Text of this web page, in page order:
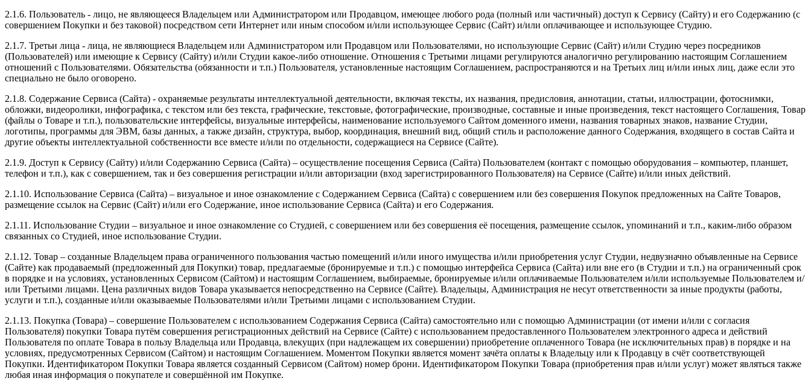
2.1.6. Пользователь - лицо, не являющееся Владельцем или Администратором или Продавцом, имеющее любого рода (полный или частичный) доступ к Сервису (Сайту) и его Содержанию (с
совершением Покупки и без таковой) посредством сети Интернет или иным способом и/или использующее Сервис (Сайт) и/или оплачивающее и использующее Студию.
2.1.7. Третьи лица - лица, не являющиеся Владельцем или Администратором или Продавцом или Пользователями, но использующие Сервис (Сайт) и/или Студию через посредников
(Пользователей) или имеющие к Сервису (Сайту) и/или Студии какое-либо отношение. Отношения с Третьими лицами регулируются аналогично регулированию настоящим Соглашением
отношений с Пользователями. Обязательства (обязанности и т.п.) Пользователя, установленные настоящим Соглашением, распространяются и на Третьих лиц и/или иных лиц, даже если это
специально не было оговорено.
2.1.8. Содержание Сервиса (Сайта) - охраняемые результаты интеллектуальной деятельности, включая тексты, их названия, предисловия, аннотации, статьи, иллюстрации, фотоснимки,
обложки, видеоролики, инфографика, с текстом или без текста, графические, текстовые, фотографические, производные, составные и иные произведения, текст настоящего Соглашения, Товар
(файлы о Товаре и т.п.), пользовательские интерфейсы, визуальные интерфейсы, наименование используемого Сайтом доменного имени, названия товарных знаков, название Студии,
логотипы, программы для ЭВМ, базы данных, а также дизайн, структура, выбор, координация, внешний вид, общий стиль и расположение данного Содержания, входящего в состав Сайта и
другие объекты интеллектуальной собственности все вместе и/или по отдельности, содержащиеся на Сервисе (Сайте).
2.1.9. Доступ к Сервису (Сайту) и/или Содержанию Сервиса (Сайта) – осуществление посещения Сервиса (Сайта) Пользователем (контакт с помощью оборудования – компьютер, планшет,
телефон и т.п.), как с совершением, так и без совершения регистрации и/или авторизации (вход зарегистрированного Пользователя) на Сервисе (Сайте) и/или иных действий.
2.1.10. Использование Сервиса (Сайта) – визуальное и иное ознакомление с Содержанием Сервиса (Сайта) с совершением или без совершения Покупок предложенных на Сайте Товаров,
размещение ссылок на Сервис (Сайт) и/или его Содержание, иное использование Сервиса (Сайта) и его Содержания.
2.1.11. Использование Студии – визуальное и иное ознакомление со Студией, с совершением или без совершения её посещения, размещение ссылок, упоминаний и т.п., каким-либо образом
связанных со Студией, иное использование Студии.
2.1.12. Товар – созданные Владельцем права ограниченного пользования частью помещений и/или иного имущества и/или приобретения услуг Студии, недвузначно объявленные на Сервисе
(Сайте) как продаваемый (предложенный для Покупки) товар, предлагаемые (бронируемые и т.п.) с помощью интерфейса Сервиса (Сайта) или вне его (в Студии и т.п.) на ограниченный срок
в порядке и на условиях, установленных Сервисом (Сайтом) и настоящим Соглашением, выбираемые, бронируемые и/или оплачиваемые Пользователем и/или используемые Пользователем и/
или Третьими лицами. Цена различных видов Товара указывается непосредственно на Сервисе (Сайте). Владельцы, Администрация не несут ответственности за иные продукты (работы,
услуги и т.п.), созданные и/или оказываемые Пользователями и/или Третьими лицами с использованием Студии.
2.1.13. Покупка (Товара) – совершение Пользователем с использованием Содержания Сервиса (Сайта) самостоятельно или с помощью Администрации (от имени и/или с согласия
Пользователя) покупки Товара путём совершения регистрационных действий на Сервисе (Сайте) с использованием предоставленного Пользователем электронного адреса и действий
Пользователя по оплате Товара в пользу Владельца или Продавца, влекущих (при надлежащем их совершении) приобретение оплаченного Товара (не исключительных прав) в порядке и на
условиях, предусмотренных Сервисом (Сайтом) и настоящим Соглашением. Моментом Покупки является момент зачёта оплаты к Владельцу или к Продавцу в счёт соответствующей
Покупки. Идентификатором Покупки Товара является созданный Сервисом (Сайтом) номер брони. Идентификатором Покупки Товара (приобретения прав и/или услуг) может являться также
любая иная информация о покупателе и совершённой им Покупке.